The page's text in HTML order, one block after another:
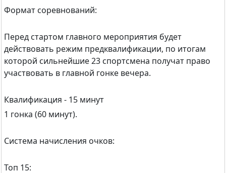
Формат соревнований:
Перед стартом главного мероприятия будет
действовать режим предквалификации, по итогам
которой сильнейшие 23 спортсмена получат право
участвовать в главной гонке вечера.
Квалификация - 15 минут
1 гонка (60 минут).
Cистема начисления очков:
Топ 15: